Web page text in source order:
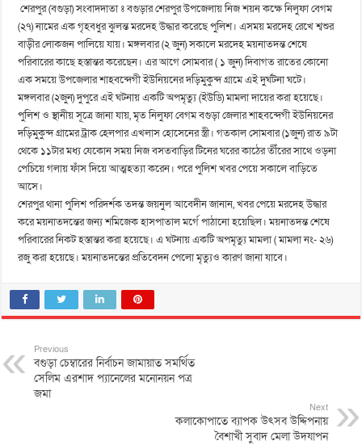
শেরপুর (বগুড়া) সংবাদদাতা ঃ বগুড়ার শেরপুর উপজেলায় নিজ শয়ন কক্ষে নিলুফা বেগম
(২৭) নামের এক গৃহবধুর ঝুলন্ত মরদেহ উদ্ধার করেছে পুলিশ। এসময় মরদেহ রেখে শ্বশুর
বাড়ীর লোকজন পালিয়ে যায়। মঙ্গলবার (২ জুন) সকালে মরদেহ ময়নাতদন্ত শেষে
পরিবারের কাছে হস্তান্তর করেছেন। এর আগে সোমবার ( ১ জুন) দিবাগত রাতের কোনো
এক সময়ে উপজেলার শাহবন্দেগী ইউনিয়নের দড়িমুকুন্দ গ্রামে এই দুর্ঘটনা ঘটে।
মঙ্গলবার (২জুন) দুপুরে এই ঘটনায় একটি অপমৃত্যু (ইউডি) মামলা দায়ের করা হয়েছে।
পুলিশ ও স্থানীয় সূত্রে জানা যায়, মৃত নিলুফা বেগম বগুড়া জেলার শাহবন্দেগী ইউনিয়নের
দড়িমুকুন্দ গ্রামের ট্রাক হেলপার এখলাস হোসেনের স্ত্রী। গতকাল সোমবার (১জুন) রাত ৯টা
থেকে ১১টার মধ্য যেকোন সময় নিজ বসতবাড়ির টিনের ঘরের কাঠের তীঁরের সাথে ওড়না
পেচিয়ে গলায় ফাঁস দিয়ে আত্মহত্যা করেন। পরে পুলিশ খবর পেয়ে সকালে বাড়িতে
আসে।
শেরপুর থানা পুলিশ পরিদর্শক তদন্ত জয়নুল আবেদীন জানান, খবর পেয়ে মরদেহ উদ্ধার
করে ময়নাতদন্তের জন্য শমিজেক হাসপাতাল মর্গে পাঠানো হয়েছিল। ময়নাতদন্ত শেষে
পরিবারের নিকট হস্তান্তর করা হয়েছে। এ ঘটনায় একটি অপমৃত্যু মামলা ( মামলা নং- ২৬)
রজু করা হয়েছে। ময়নাতদন্তের প্রতিবেদন পেলো মৃত্যুও কারণ জানা যাবে।
Previous
বগুড়া চেম্বারের নির্বাচন জামায়াত সমর্থিত
সেলিম এরশাদ প্যানেলের মনোনয়ন পত্র
জমা
Next
কলাকোপাতে ব্যাপক উৎসব উদ্দিপনায়
বৈশাখী সুবাদ মেলা উদযাপন